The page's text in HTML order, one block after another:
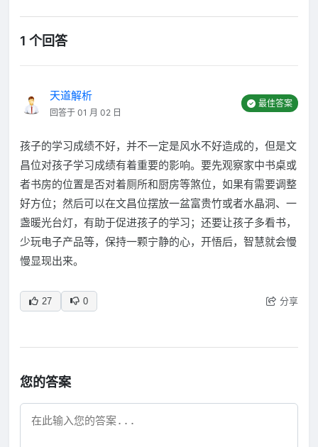
1 个回答
天道解析
回答于 01 月 02 日
最佳答案
孩子的学习成绩不好，并不一定是风水不好造成的，但是文
昌位对孩子学习成绩有着重要的影响。要先观察家中书桌或
者书房的位置是否对着厕所和厨房等煞位，如果有需要调整
好方位；然后可以在文昌位摆放一盆富贵竹或者水晶洞、一
盏暖光台灯，有助于促进孩子的学习；还要让孩子多看书，
少玩电子产品等，保持一颗宁静的心，开悟后，智慧就会慢
慢显现出来。
27 0 分享
您的答案